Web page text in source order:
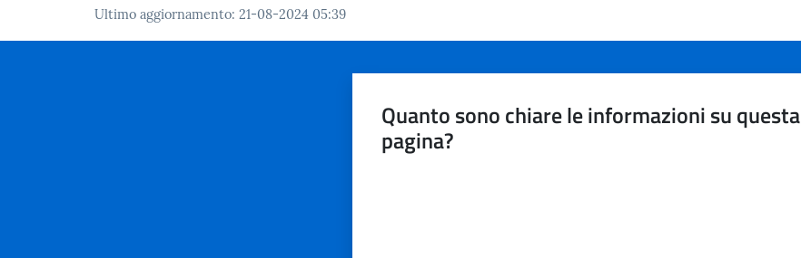
Ultimo aggiornamento: 21-08-2024 05:39
Quanto sono chiare le informazioni su questa
pagina?